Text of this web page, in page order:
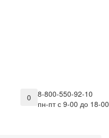
8-800-550-92-10
пн-пт с 9-00 до 18-00
0